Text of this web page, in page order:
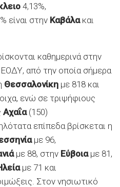
4,13%,
είναι στην Καβάλακαι
καθημερινά στην
ΕΟΔΥ, από την οποία σήμερα
Θεσσαλονίκη με 818 και
ενώ σε τριψήφιους
Αχαΐα(150)
επίπεδα βρίσκεται η
με 96,
με 88, στην Εύβοιαμε 81,
με 71 και
Στον νησιωτικό